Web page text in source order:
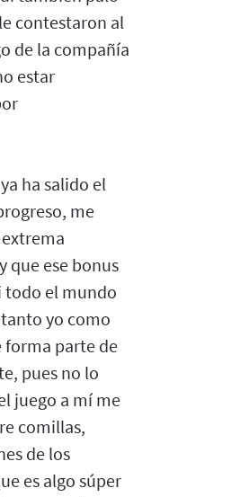
contestaron al
de la compañía
estar
ha salido el
me
que ese bonus
todo el mundo
yo como
forma parte de
pues no lo
juego a mí me
comillas,
de los
es algo súper